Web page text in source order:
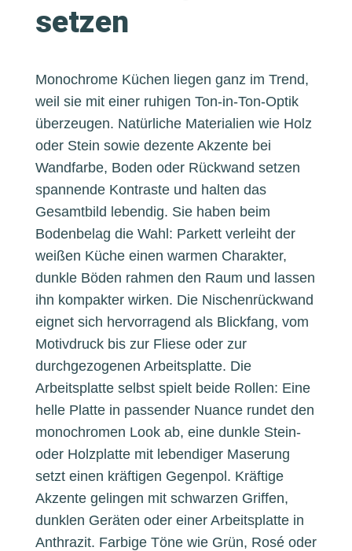
setzen
Monochrome Küchen liegen ganz im Trend,
weil sie mit einer ruhigen Ton-in-Ton-Optik
überzeugen. Natürliche Materialien wie Holz
oder Stein sowie dezente Akzente bei
Wandfarbe, Boden oder Rückwand setzen
spannende Kontraste und halten das
Gesamtbild lebendig. Sie haben beim
Bodenbelag die Wahl: Parkett verleiht der
weißen Küche einen warmen Charakter,
dunkle Böden rahmen den Raum und lassen
ihn kompakter wirken. Die Nischenrückwand
eignet sich hervorragend als Blickfang, vom
Motivdruck bis zur Fliese oder zur
durchgezogenen Arbeitsplatte. Die
Arbeitsplatte selbst spielt beide Rollen: Eine
helle Platte in passender Nuance rundet den
monochromen Look ab, eine dunkle Stein-
oder Holzplatte mit lebendiger Maserung
setzt einen kräftigen Gegenpol. Kräftige
Akzente gelingen mit schwarzen Griffen,
dunklen Geräten oder einer Arbeitsplatte in
Anthrazit. Farbige Töne wie Grün, Rosé oder